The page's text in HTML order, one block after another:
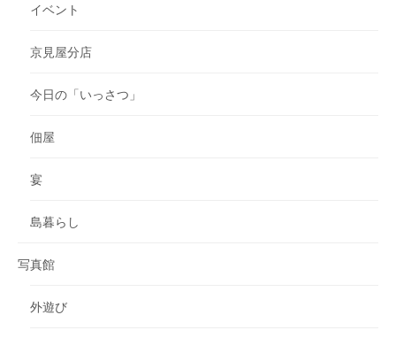
イベント
京見屋分店
今日の「いっさつ」
佃屋
宴
島暮らし
写真館
外遊び